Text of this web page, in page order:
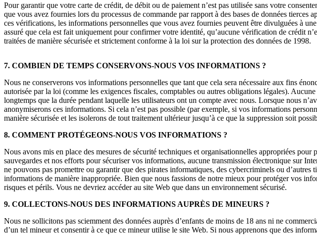
Pour garantir que votre carte de crédit, de débit ou de paiement n’est pas utilisée sans votre
que vous avez fournies lors du processus de commande par rapport à des bases de données
ces vérifications, les informations personnelles que vous avez fournies peuvent être divulguées à
assuré que cela est fait uniquement pour confirmer votre identité, qu’aucune vérification de crédit
traitées de manière sécurisée et strictement conforme à la loi sur la protection des données de 1998.
7. COMBIEN DE TEMPS CONSERVONS-NOUS VOS INFORMATIONS ?
Nous ne conserverons vos informations personnelles que tant que cela sera nécessaire aux fins
autorisée par la loi (comme les exigences fiscales, comptables ou autres obligations légales).
longtemps que la durée pendant laquelle les utilisateurs ont un compte avec nous. Lorsque nous
anonymiserons ces informations. Si cela n’est pas possible (par exemple, si vos informations
manière sécurisée et les isolerons de tout traitement ultérieur jusqu’à ce que la suppression soit
8. COMMENT PROTÉGEONS-NOUS VOS INFORMATIONS ?
Nous avons mis en place des mesures de sécurité techniques et organisationnelles appropriées
sauvegardes et nos efforts pour sécuriser vos informations, aucune transmission électronique sur
ne pouvons pas promettre ou garantir que des pirates informatiques, des cybercriminels ou
informations de manière inappropriée. Bien que nous fassions de notre mieux pour protéger vos
risques et périls. Vous ne devriez accéder au site Web que dans un environnement sécurisé.
9. COLLECTONS-NOUS DES INFORMATIONS AUPRÈS DE MINEURS ?
Nous ne sollicitons pas sciemment des données auprès d’enfants de moins de 18 ans ni ne
d’un tel mineur et consentir à ce que ce mineur utilise le site Web. Si nous apprenons que des